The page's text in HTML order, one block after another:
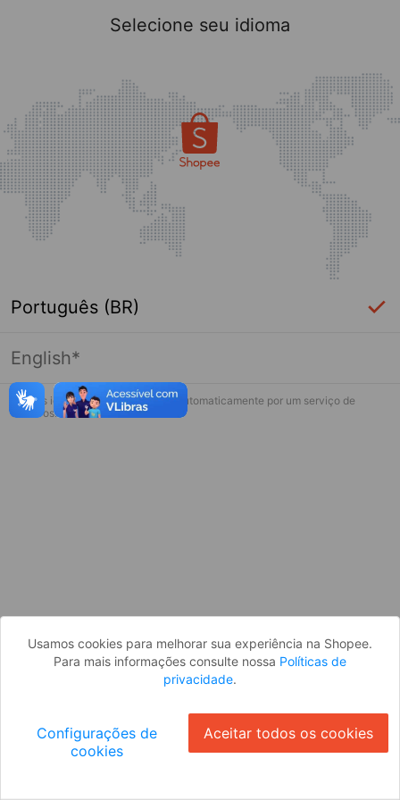
Página indisponível
Desculpe, algo deu errado. Faça login
Selecione seu idioma
Português (BR)
English*
* Esses idiomas serão traduzidos automaticamente por um serviço de
terceiros.
Usamos cookies para melhorar sua experiência na Shopee.
Para mais informações consulte nossa Políticas de
privacidade.
Configurações de
cookies
Aceitar todos os cookies